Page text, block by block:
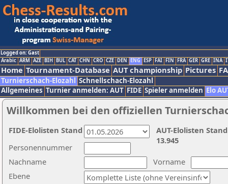
Logged on: Gast
Arabic ARM AZE BIH BUL CAT CHN CRO CZE DEN ENG ESP FAI FIN FRA GER GRE INA
Home Tournament-Database AUT championship Pictures
Turnierschach-Elozahl Schnellschach-Elozahl
Allgemeines Turnier anmelden: AUT FIDE Spieler anmelden Elo
Willkommen bei den offiziellen
Nachname
Vorname
Ebene
Personennummer
AUT-Elolisten
13.945
FIDE-Elolisten Stand